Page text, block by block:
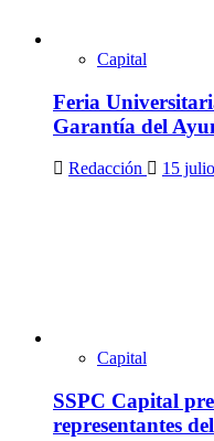
Capital
Feria
Garantía del
Redacción 15
Capital
SSPC Capital
representantes